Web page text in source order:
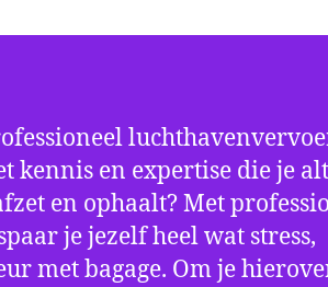
kennis en expertise die je
en ophaalt? Met
je jezelf heel wat stress,
met bagage. Om je